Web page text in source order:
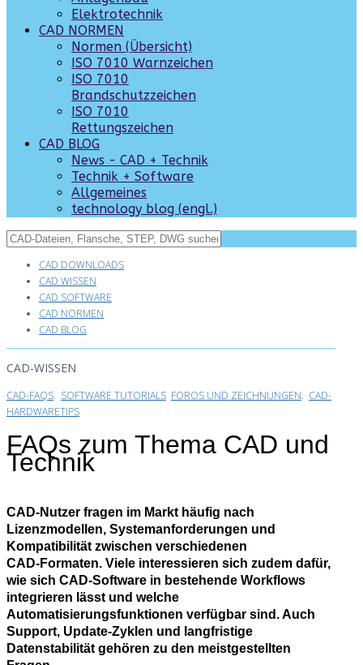
Elektrotechnik
CAD NORMEN
Normen (Übersicht)
ISO 7010 Warnzeichen
ISO 7010
Brandschutzzeichen
ISO 7010
Rettungszeichen
CAD BLOG
News - CAD + Technik
Technik + Software
Allgemeines
technology blog (engl.)
CAD DOWNLOADS
CAD WISSEN
CAD SOFTWARE
CAD NORMEN
CAD BLOG
CAD-WISSEN
CAD-FAQS. SOFTWARE TUTORIALS FOROS UND ZEICHNUNGEN. CAD-
HARDWARETIPS
FAQs zum Thema CAD und
Technik
CAD‑Nutzer fragen im Markt häufig nach
Lizenzmodellen, Systemanforderungen und
Kompatibilität zwischen verschiedenen
CAD‑Formaten. Viele interessieren sich zudem dafür,
wie sich CAD‑Software in bestehende Workflows
integrieren lässt und welche
Automatisierungsfunktionen verfügbar sind. Auch
Support, Update‑Zyklen und langfristige
Datenstabilität gehören zu den meistgestellten